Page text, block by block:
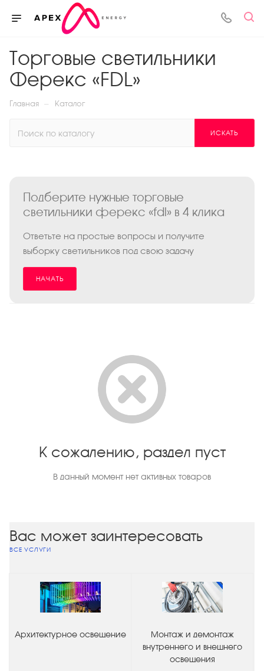
Торговые светильники
Ферекс «FDL»
Главная — Каталог
ИСКАТЬ
Подберите нужные торговые
светильники ферекс «fdl» в 4 клика
Ответьте на простые вопросы и получите
выборку светильников под свою задачу
НАЧАТЬ
К сожалению, раздел пуст
В данный момент нет активных товаров
Вас может заинтересовать
ВСЕ УСЛУГИ
Архитектурное освещение
Монтаж и демонтаж
внутреннего и внешнего
освещения